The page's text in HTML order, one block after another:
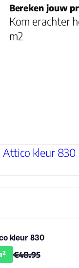
Bereken jouw
Kom erachter
m2
kleur 830
€48.95